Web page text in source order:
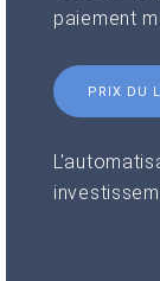
paiement
PRIX DU